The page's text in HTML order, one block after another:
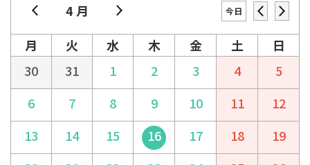
4 月 今日
月 火 水 木 金 土
日
30
31 1 2 3 4
5
6
7 8 9 10 11
12
13
14 15 16 17 18
19